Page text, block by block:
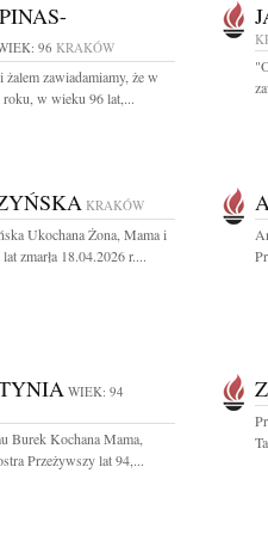
96 KRAKÓW
zawiadamiamy, że w
w wieku 96 lat,...
KRAKÓW
Ukochana Żona, Mama i
zmarła 18.04.2026 r....
WIEK: 94
Burek Kochana Mama,
Przeżywszy lat 94,...